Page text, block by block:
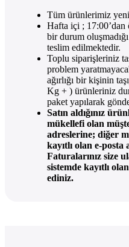
Tüm ürünlerimiz
Hafta içi ; 17:00’dan
bir durum
teslim edilmektedir.
Toplu siparişleriniz
problem
ağırlığı bir kişinin
Kg + ) ürünleriniz
paket yapılarak
Satın aldığınız
mükellefi olan
adreslerine; diğer
kayıtlı olan e-
Faturalarınız size
sistemde kayıtlı
ediniz.